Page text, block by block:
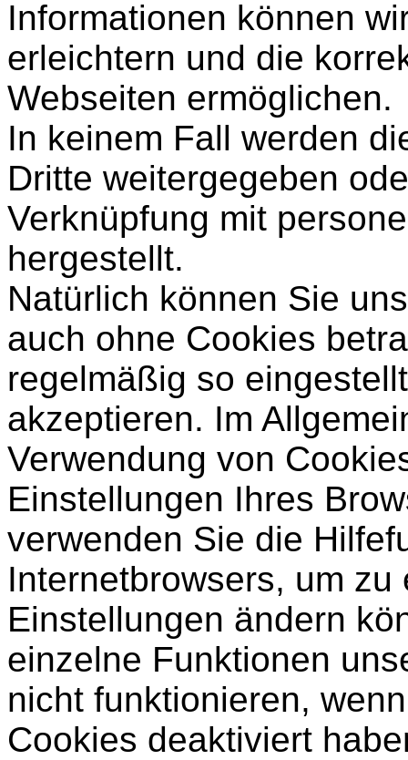
Informationen können
erleichtern und die
Webseiten ermöglichen.
In keinem Fall werden
Dritte weitergegeben
Verknüpfung mit
hergestellt.
Natürlich können Sie
auch ohne Cookies
regelmäßig so
akzeptieren. Im
Verwendung von
Einstellungen Ihres
verwenden Sie die
Internetbrowsers, um
Einstellungen ändern
einzelne Funktionen
nicht funktionieren,
Cookies deaktiviert